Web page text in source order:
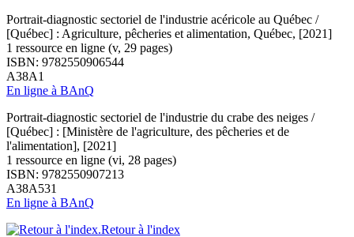
Portrait-diagnostic sectoriel de l'industrie acéricole au Québec /
[Québec] : Agriculture, pêcheries et alimentation, Québec, [2021]
1 ressource en ligne (v, 29 pages)
ISBN: 9782550906544
A38A1
En ligne à BAnQ
Portrait-diagnostic sectoriel de l'industrie du crabe des neiges /
[Québec] : [Ministère de l'agriculture, des pêcheries et de
l'alimentation], [2021]
1 ressource en ligne (vi, 28 pages)
ISBN: 9782550907213
A38A531
En ligne à BAnQ
Retour à l'index